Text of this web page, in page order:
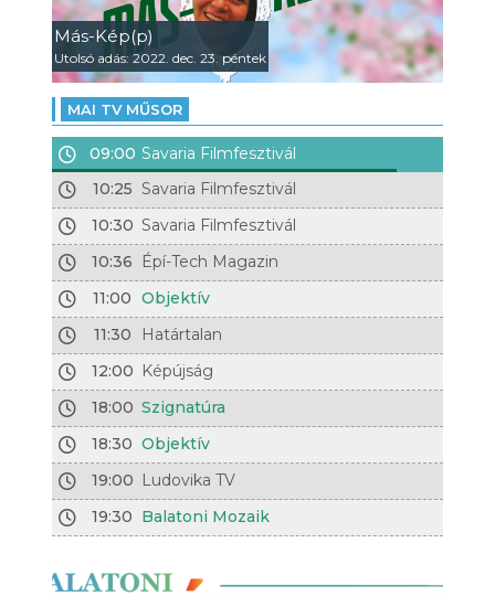
Más-Kép(p)
Utolsó adás: 2022. dec. 23. péntek
MAI TV MŰSOR
09:00 Savaria Filmfesztivál
10:25 Savaria Filmfesztivál
10:30 Savaria Filmfesztivál
10:36
Épí-Tech Magazin
11:00 Objektív
11:30
Határtalan
12:00 Képújság
18:00 Szignatúra
18:30 Objektív
19:00 Ludovika TV
19:30 Balatoni Mozaik